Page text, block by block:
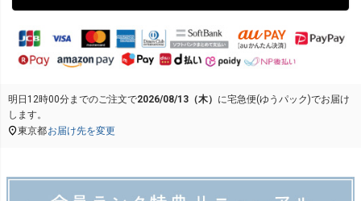
明日 12時00分までのご注文で2026/08/13（木） に宅急便(ゆうパック)でお届け
します。
東京都お届け先を変更